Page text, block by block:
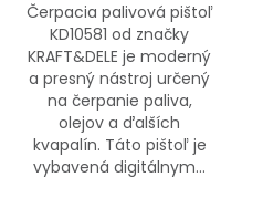
Čerpacia palivová pištoľ
KD10581 od značky
KRAFT&DELE je moderný
a presný nástroj určený
na čerpanie paliva,
olejov a ďalších
kvapalín. Táto pištoľ je
vybavená digitálnym...